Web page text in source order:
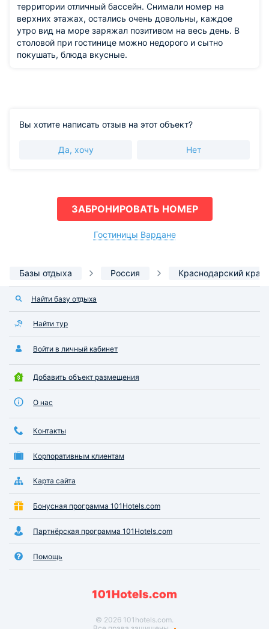
территории отличный бассейн. Снимали номер на
верхних этажах, остались очень довольны, каждое
утро вид на море заряжал позитивом на весь день. В
столовой при гостинице можно недорого и сытно
покушать, блюда вкусные.
Вы хотите написать отзыв на этот объект?
Да, хочу Нет
ЗАБРОНИРОВАТЬ НОМЕР
Гостиницы Вардане
Базы отдыха Россия Краснодарский край
Найти базу отдыха
Найти тур
Войти в личный кабинет
Добавить объект размещения
О нас
Контакты
Корпоративным клиентам
Карта сайта
Бонусная программа 101Hotels.com
Партнёрская программа 101Hotels.com
Помощь
© 2026 101hotels.com.